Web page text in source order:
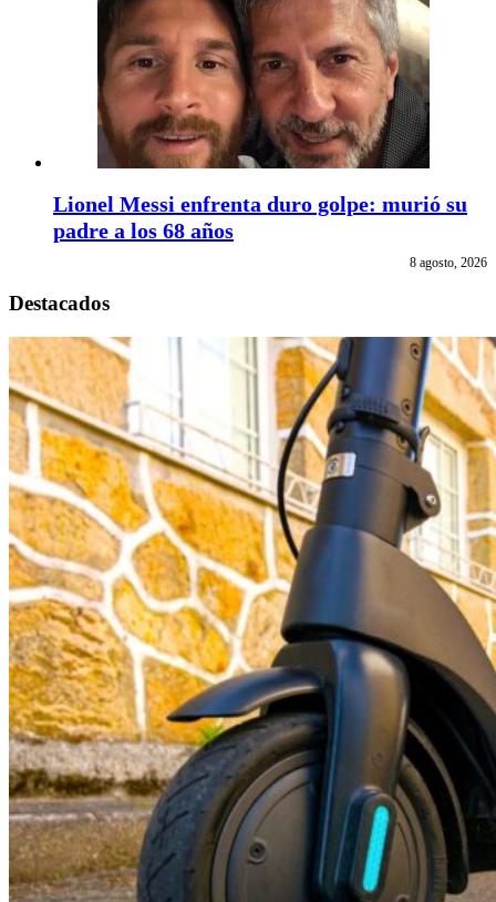
Lionel Messi enfrenta duro golpe: murió su
padre a los 68 años
8 agosto, 2026
Destacados